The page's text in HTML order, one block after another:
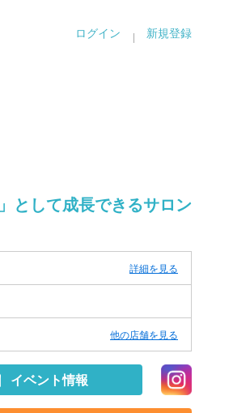
ログイン 新規登録
として成長できるサロン
詳細を見る
他の店舗を見る
イベント情報